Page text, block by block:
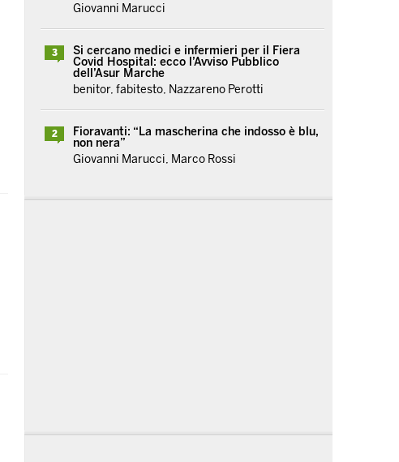
Giovanni Marucci
3
Si cercano medici e infermieri per il Fiera
Covid Hospital: ecco l’Avviso Pubblico
dell’Asur Marche
benitor, fabitesto, Nazzareno Perotti
2
Fioravanti: “La mascherina che indosso è blu,
non nera”
Giovanni Marucci, Marco Rossi